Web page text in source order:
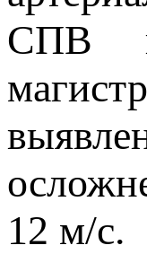
СПВ в
12 м/с.